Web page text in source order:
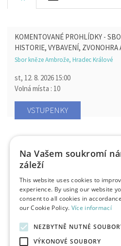
KOMENTOVANÉ PROHLÍDKY -
HISTORIE, VYBAVENÍ,
Sbor kněze Ambrože, Hradec Králové
st, 12. 8. 2026 15:00
Volná místa : 10
VSTUPENKY
Na Vašem soukromí
záleží
This website uses cookies to
experience. By using our website
consent to all cookies in
our Cookie Policy. Více informací
NEZBYTNĚ NUTNÉ
VÝKONOVÉ SOUBORY